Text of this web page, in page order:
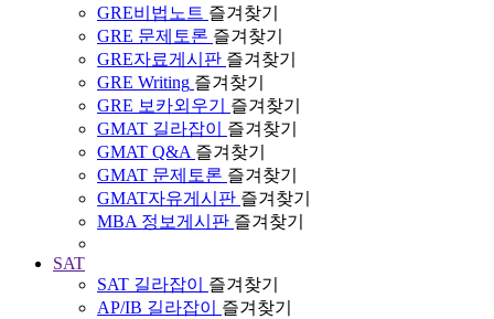
GRE비법노트 즐겨찾기
GRE 문제토론 즐겨찾기
GRE자료게시판 즐겨찾기
GRE Writing 즐겨찾기
GRE 보카외우기
즐겨찾기
GMAT 길라잡이
즐겨찾기
GMAT Q&A 즐겨찾기
GMAT 문제토론 즐겨찾기
GMAT자유게시판 즐겨찾기
MBA 정보게시판 즐겨찾기
SAT
SAT 길라잡이
즐겨찾기
AP/IB 길라잡이
즐겨찾기